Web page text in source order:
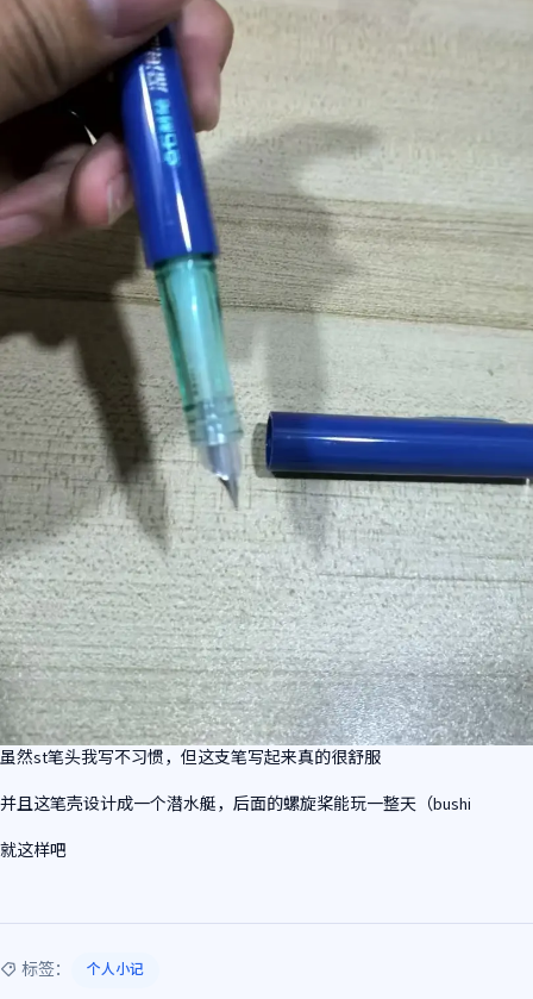
虽然st笔头我写不习惯，但这支笔写起来真的很舒服
并且这笔壳设计成一个潜水艇，后面的螺旋桨能玩一整天（bushi
就这样吧
标签： 个人小记